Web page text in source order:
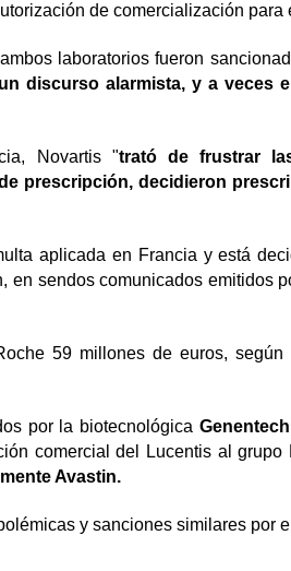
de comercialización para
laboratorios fueron
discurso alarmista, y a veces
Novartis "trató de frustrar
prescripción, decidieron
aplicada en Francia y está
en sendos comunicados emitidos
59 millones de euros,
por la biotecnológica
comercial del Lucentis al grupo
Avastin.
y sanciones similares por